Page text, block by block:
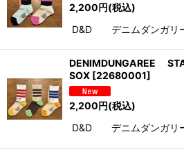
2,200円(税込)
D&D デニムダンガリ
DENIMDUNGAREE
SOX [22680001]
2,200円(税込)
D&D デニムダンガリ